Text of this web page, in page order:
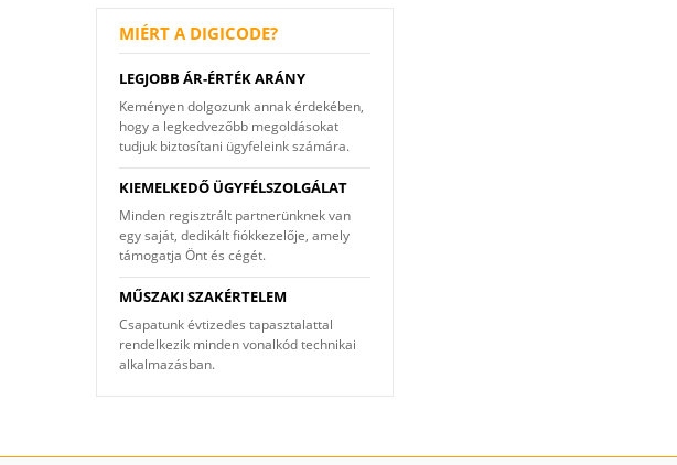
MIÉRT A DIGICODE?
LEGJOBB ÁR-ÉRTÉK ARÁNY
Keményen dolgozunk annak érdekében,
hogy a legkedvezőbb megoldásokat
tudjuk biztosítani ügyfeleink számára.
KIEMELKEDŐ ÜGYFÉLSZOLGÁLAT
Minden regisztrált partnerünknek van
egy saját, dedikált fiókkezelője, amely
támogatja Önt és cégét.
MŰSZAKI SZAKÉRTELEM
Csapatunk évtizedes tapasztalattal
rendelkezik minden vonalkód technikai
alkalmazásban.